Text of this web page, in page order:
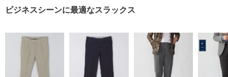
ビジネスシーンに最適なスラックス